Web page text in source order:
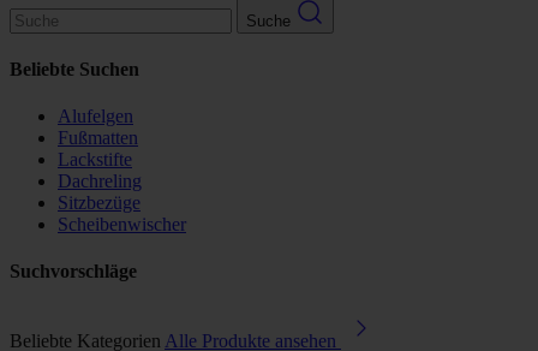
Suche
Beliebte Suchen
Alufelgen
Fußmatten
Lackstifte
Dachreling
Sitzbezüge
Scheibenwischer
Suchvorschläge
Beliebte Kategorien Alle Produkte ansehen